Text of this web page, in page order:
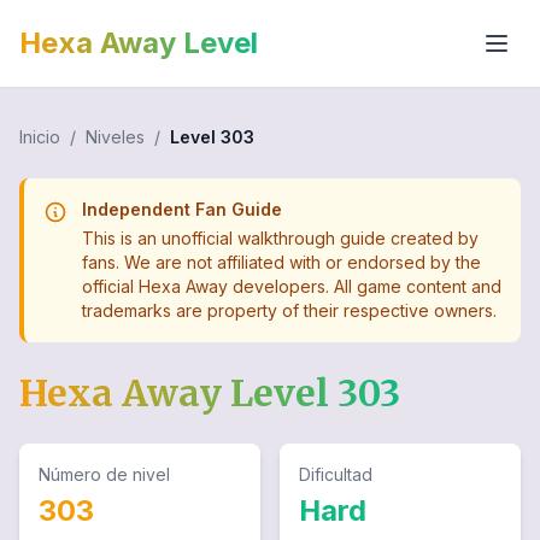
Hexa Away Level
Inicio / Niveles / Level 303
Independent Fan Guide
This is an unofficial walkthrough guide created by
fans. We are not affiliated with or endorsed by the
official Hexa Away developers. All game content and
trademarks are property of their respective owners.
Hexa Away Level 303
Número de nivel
303
Dificultad
Hard